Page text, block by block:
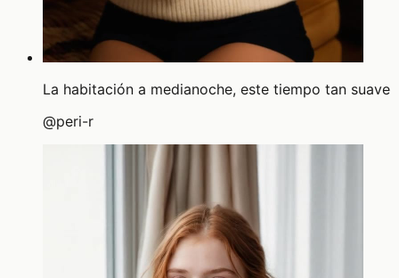
La habitación a medianoche, este tiempo tan suave
@peri-r